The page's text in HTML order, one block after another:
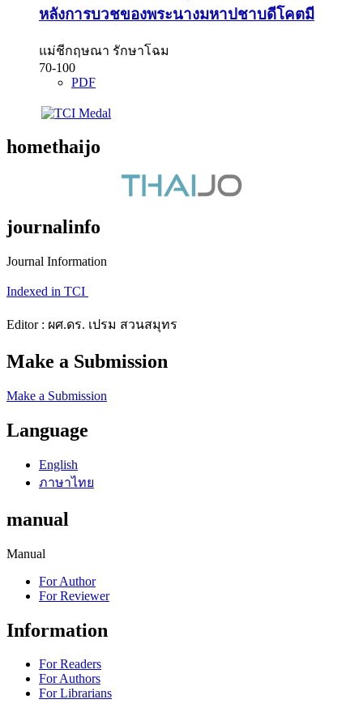
หลังการบวชของพระนางมหาปชาบดีโคตมี
แม่ชีกฤษณา รักษาโฉม
70-100
PDF
homethaijo
journalinfo
Journal Information
Indexed in TCI
Editor : ผศ.ดร. เปรม สวนสมุทร
Make a Submission
Make a Submission
Language
English
ภาษาไทย
manual
Manual
For Author
For Reviewer
Information
For Readers
For Authors
For Librarians